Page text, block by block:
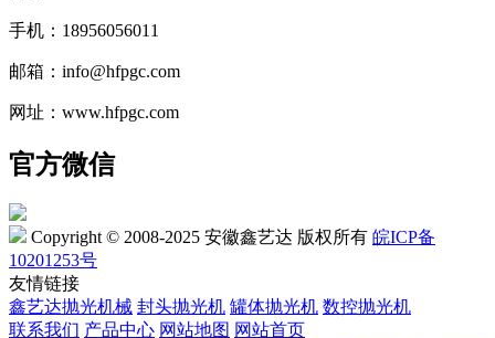
手机：18956056011
邮箱：info@hfpgc.com
网址：www.hfpgc.com
官方微信
Copyright © 2008-2025 安徽鑫艺达 版权所有 皖ICP备
10201253号
友情链接
鑫艺达抛光机械 封头抛光机 罐体抛光机 数控抛光机
联系我们 产品中心 网站地图 网站首页